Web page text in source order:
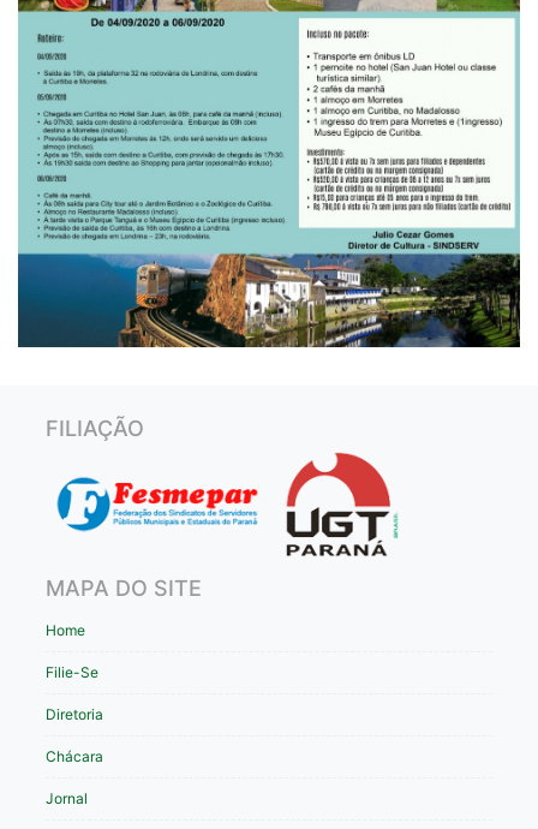
FILIAÇÃO
MAPA DO SITE
Home
Filie-Se
Diretoria
Chácara
Jornal